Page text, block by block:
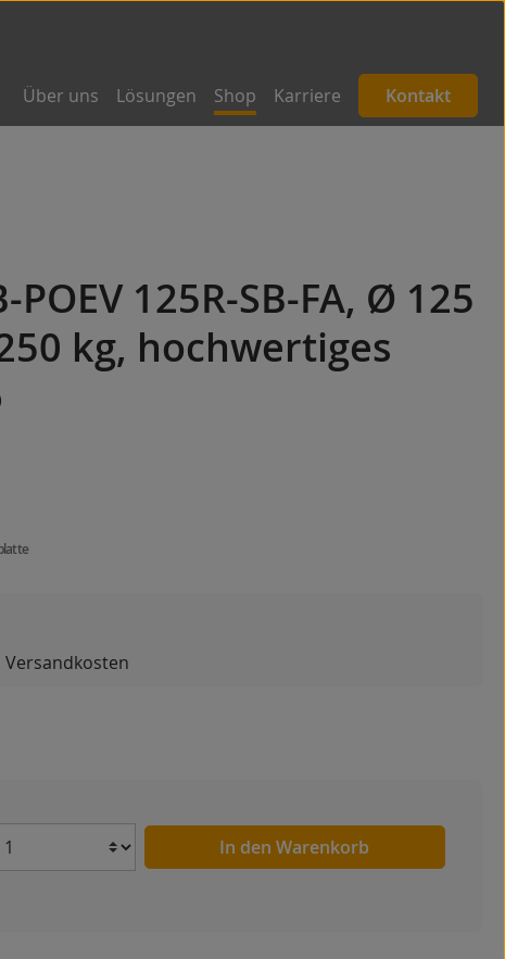
Über uns Lösungen Shop Karriere Kontakt
125R-SB-FA, Ø 125
kg, hochwertiges
Versandkosten
Anzahl In den Warenkorb